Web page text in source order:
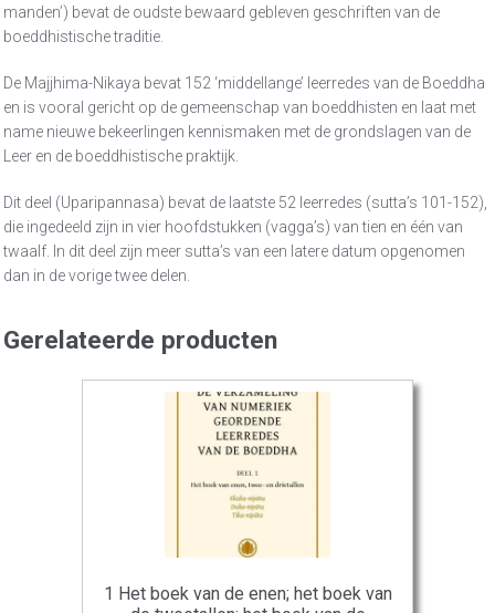
manden’) bevat de oudste bewaard gebleven geschriften van de
boeddhistische traditie.
De Majjhima-Nikaya bevat 152 ‘middellange’ leerredes van de Boeddha
en is vooral gericht op de gemeenschap van boeddhisten en laat met
name nieuwe bekeerlingen kennismaken met de grondslagen van de
Leer en de boeddhistische praktijk.
Dit deel (Uparipannasa) bevat de laatste 52 leerredes (sutta’s 101-152),
die ingedeeld zijn in vier hoofdstukken (vagga’s) van tien en één van
twaalf. In dit deel zijn meer sutta’s van een latere datum opgenomen
dan in de vorige twee delen.
Gerelateerde producten
1 Het boek van de enen; het boek van